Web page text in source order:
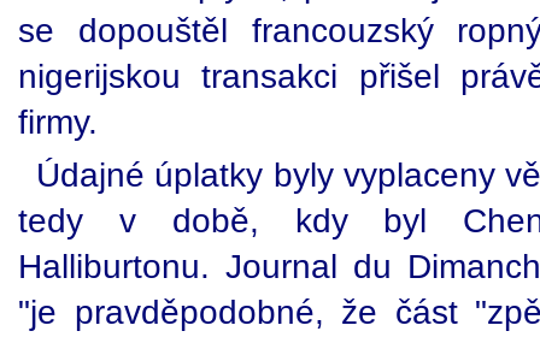
se dopouštěl francouzský
nigerijskou transakci přišel
firmy.
Údajné úplatky byly vyplaceny
tedy v době, kdy byl
Halliburtonu. Journal du
"je pravděpodobné, že část